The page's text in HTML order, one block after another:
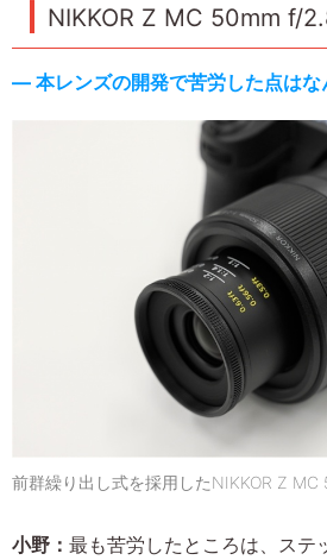
NIKKOR Z MC 50mm f/
― 本レンズの開発で苦労した点はな
前群繰り出し式を採用したNIKKOR Z
小野： 最も苦労したところは、ステ